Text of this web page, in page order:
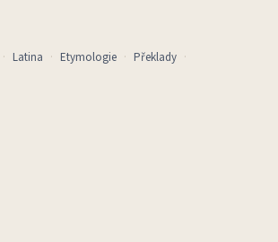
Latina Etymologie
Překlady